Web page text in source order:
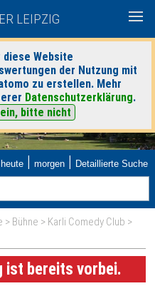
LEIPZIG
diese Website
der Nutzung mit
zu erstellen. Mehr
Datenschutzerklärung.
bitte nicht
heute | morgen | Detaillierte Suche
> Bühne > Karli Comedy Club >
ist bereits vorbei.